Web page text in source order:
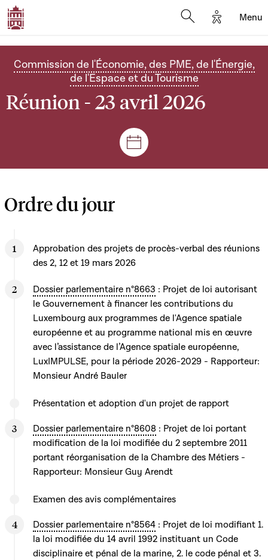
Options
Menu
Commission de l'Économie, des PME, de l'Énergie,
de l'Espace et du Tourisme
Réunion - 23 avril 2026
Séances et réunions
Ordre du jour
Approbation des projets de procès-verbal des réunions
des 2, 12 et 19 mars 2026
Dossier parlementaire n°8663 : Projet de loi autorisant
le Gouvernement à financer les contributions du
Luxembourg aux programmes de l'Agence spatiale
européenne et au programme national mis en œuvre
avec l’assistance de l’Agence spatiale européenne,
LuxIMPULSE, pour la période 2026-2029 - Rapporteur:
Monsieur André Bauler
Présentation et adoption d'un projet de rapport
Dossier parlementaire n°8608 : Projet de loi portant
modification de la loi modifiée du 2 septembre 2011
portant réorganisation de la Chambre des Métiers -
Rapporteur: Monsieur Guy Arendt
Examen des avis complémentaires
Dossier parlementaire n°8564 : Projet de loi modifiant 1.
la loi modifiée du 14 avril 1992 instituant un Code
disciplinaire et pénal de la marine, 2. le code pénal et 3.